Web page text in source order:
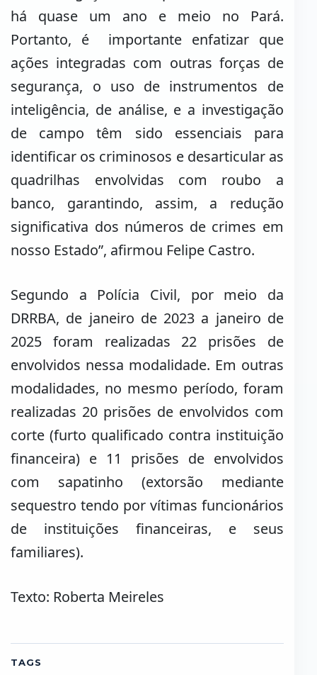
há quase um ano e meio no Pará.
Portanto, é importante enfatizar que
ações integradas com outras forças de
segurança, o uso de instrumentos de
inteligência, de análise, e a investigação
de campo têm sido essenciais para
identificar os criminosos e desarticular as
quadrilhas envolvidas com roubo a
banco, garantindo, assim, a redução
significativa dos números de crimes em
nosso Estado”, afirmou Felipe Castro.
Segundo a Polícia Civil, por meio da
DRRBA, de janeiro de 2023 a janeiro de
2025 foram realizadas 22 prisões de
envolvidos nessa modalidade. Em outras
modalidades, no mesmo período, foram
realizadas 20 prisões de envolvidos com
corte (furto qualificado contra instituição
financeira) e 11 prisões de envolvidos
com sapatinho (extorsão mediante
sequestro tendo por vítimas funcionários
de instituições financeiras, e seus
familiares).
Texto: Roberta Meireles
TAGS